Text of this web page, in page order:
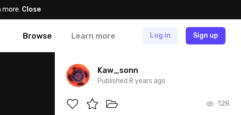
more. Close
Browse Learn more Log in Sign up
Kaw_sonn
Published 8 years ago
128